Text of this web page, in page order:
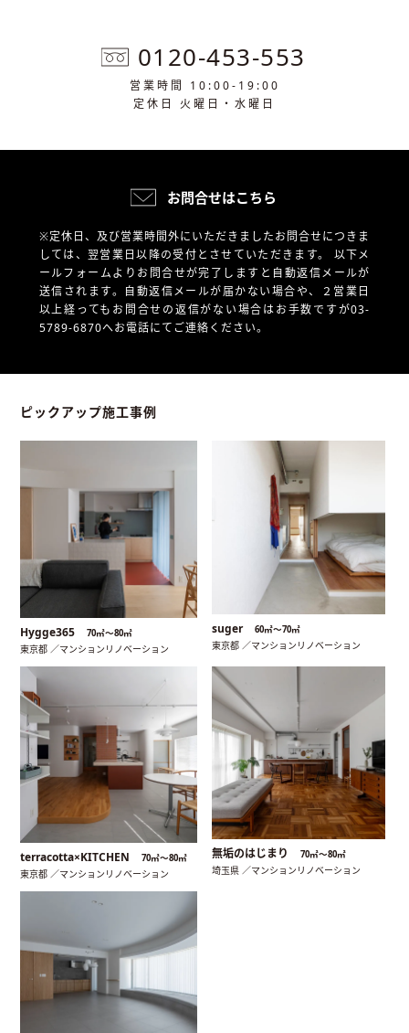
0120-453-553
営業時間 10:00-19:00
定休日 火曜日・水曜日
お問合せはこちら
※定休日、及び営業時間外にいただきましたお問合せにつきま
しては、翌営業日以降の受付とさせていただきます。 以下メ
ールフォームよりお問合せが完了しますと自動返信メールが
送信されます。自動返信メールが届かない場合や、
２営業日
以上経ってもお問合せの返信がない場合はお手数ですが03-
5789-6870へお電話にてご連絡ください。
ピックアップ施工事例
Hygge365 70㎡〜80㎡
東京都 ／マンションリノベーション
suger 60㎡〜70㎡
東京都 ／マンションリノベーション
terracotta×KITCHEN 70㎡〜80㎡
東京都 ／マンションリノベーション
無垢のはじまり 70㎡〜80㎡
埼玉県 ／マンションリノベーション